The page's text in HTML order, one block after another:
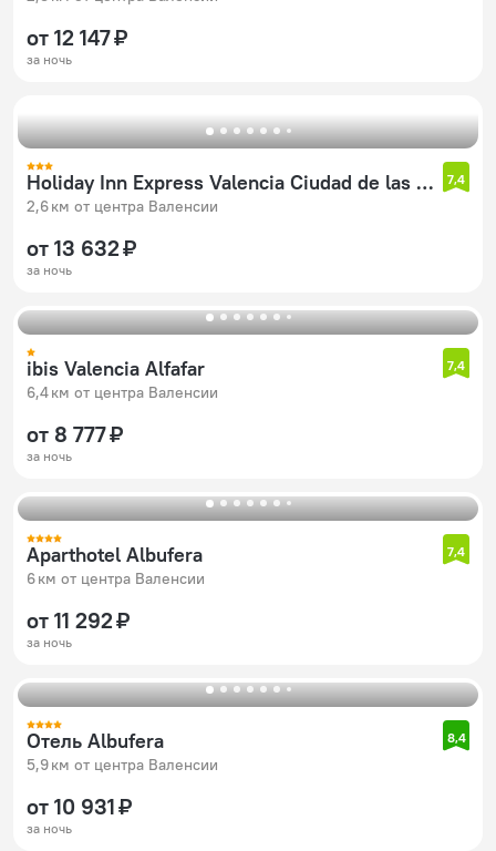
от 12 147 ₽
за ночь
Holiday Inn Express Valencia Ciudad de las Ciencias by IHG
2,6 км от центра Валенсии
7,4
от 13 632 ₽
за ночь
ibis Valencia Alfafar
6,4 км от центра Валенсии
7,4
от 8 777 ₽
за ночь
Aparthotel Albufera
6 км от центра Валенсии
7,4
от 11 292 ₽
за ночь
Отель Albufera
5,9 км от центра Валенсии
8,4
от 10 931 ₽
за ночь